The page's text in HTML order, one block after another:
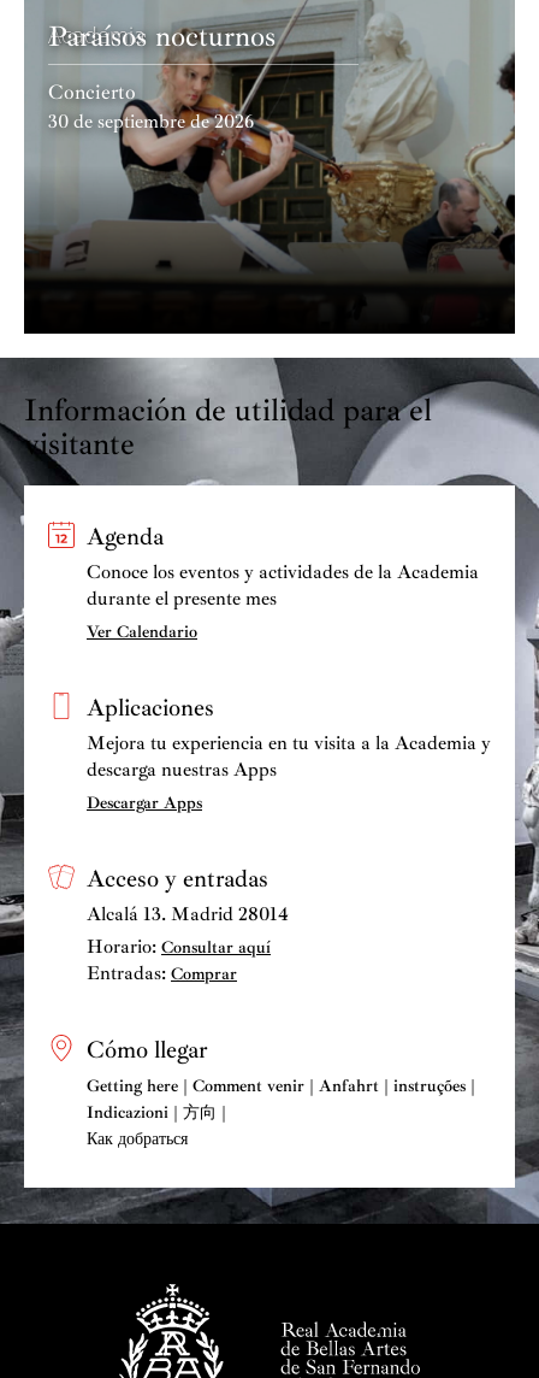
Academia
Paraísos nocturnos
Concierto
30 de septiembre de 2026
Información de utilidad para el
visitante
Agenda
Conoce los eventos y actividades de la Academia
durante el presente mes
Ver Calendario
Aplicaciones
Mejora tu experiencia en tu visita a la Academia y
descarga nuestras Apps
Descargar Apps
Acceso y entradas
Alcalá 13. Madrid 28014
Horario: Consultar aquí
Entradas: Comprar
Cómo llegar
Getting here | Comment venir | Anfahrt | instruções |
Indicazioni | 方向 |
Как добраться